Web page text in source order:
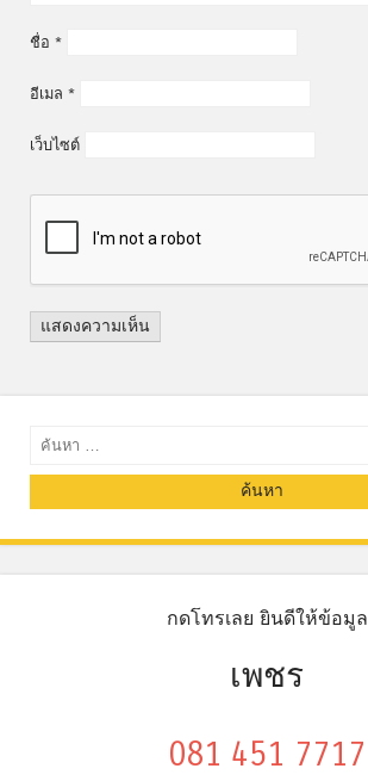
ชื่อ *
อีเมล *
เว็บไซต์
ค้นหา
กดโทรเลย ยินดีให้ข้อมูล
เพชร
081 451 7717